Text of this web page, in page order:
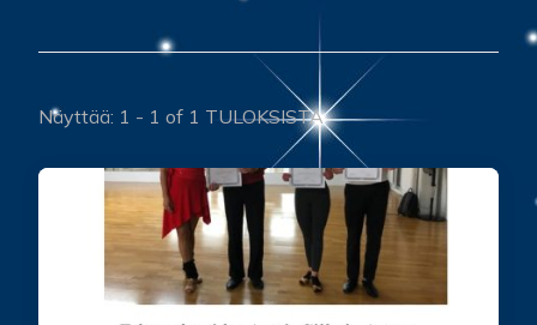
Näyttää: 1 - 1 of 1 TULOKSISTA